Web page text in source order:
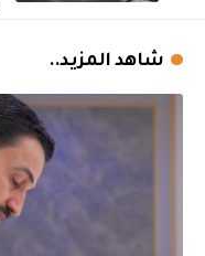
شاهد المزيد..